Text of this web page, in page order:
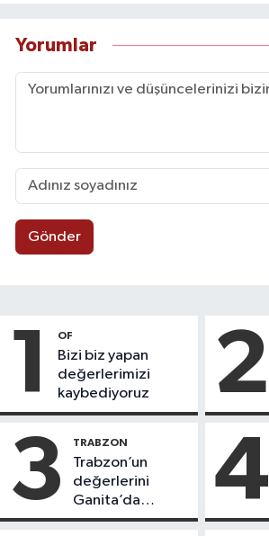
Yorumlar
Gönder
1 OF
Bizi biz yapan
değerlerimizi
kaybediyoruz
2
3 TRABZON
Trabzon’un
değerlerini
Ganita’da
yaşatıyoruz
4